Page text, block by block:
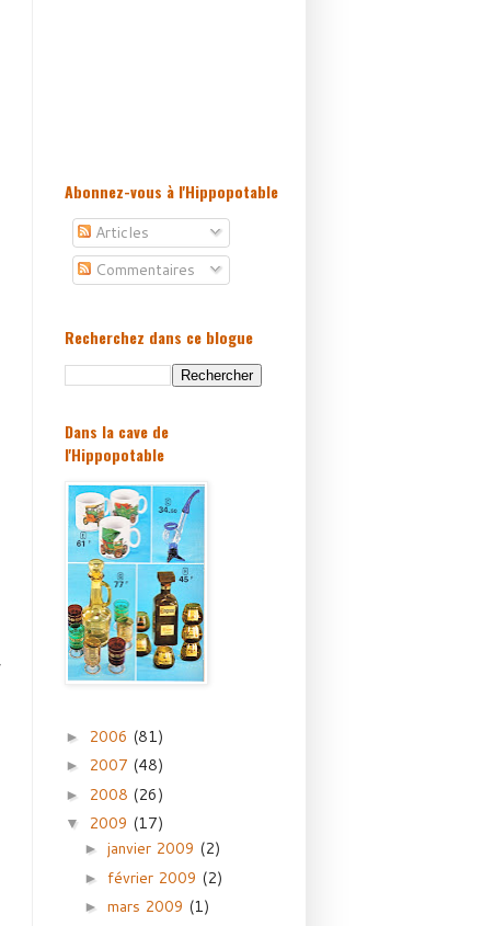
Abonnez-vous à l'Hippopotable
Articles
Commentaires
Recherchez dans ce blogue
Dans la cave de
l'Hippopotable
► 2006 (81)
► 2007 (48)
► 2008 (26)
▼ 2009 (17)
► janvier 2009 (2)
► février 2009 (2)
► mars 2009 (1)